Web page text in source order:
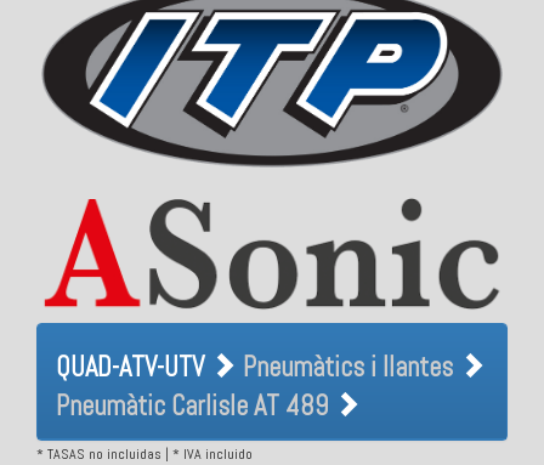
QUAD-ATV-UTV Pneumàtics i
llantes Pneumàtic Carlisle
AT 489
QUAD-ATV-UTV
Pneumàtics i llantes
Pneumàtic Carlisle AT 489
* TASAS no incluidas | * IVA incluido